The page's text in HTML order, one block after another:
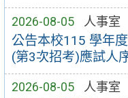
2026-08-05 人事室
公告本校115 學年
(第3次招考)應試人
2026-08-05 人事室